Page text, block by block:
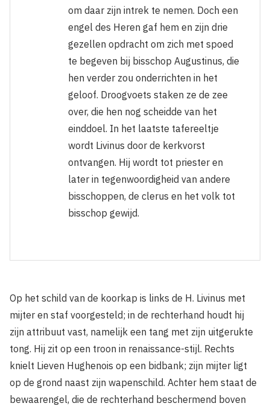
om daar zijn intrek te nemen. Doch een
engel des He­ren gaf hem en zijn drie
gezellen opdracht om zich met spoed
te begeven bij bis­schop Augustinus, die
hen verder zou on­derrichten in het
geloof. Droogvoets sta­ken ze de zee
over, die hen nog scheidde van het
einddoel. In het laatste tafereeltje
wordt Livinus door de kerkvorst
ontvangen. Hij wordt tot priester en
later in tegen­woordigheid van andere
bisschoppen, de clerus en het volk tot
bisschop gewijd.
Op het schild van de koorkap is links de H. Livinus met
mijter en staf voorgesteld; in de rechterhand houdt hij
zijn attribuut vast, namelijk een tang met zijn uitgerukte
tong. Hij zit op een troon in renaissance-stijl. Rechts
knielt Lieven Hughenois op een bidbank; zijn mijter ligt
op de grond naast zijn wapenschild. Achter hem staat de
bewaarengel, die de rechterhand beschermend boven